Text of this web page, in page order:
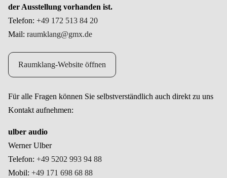
der Ausstellung vorhanden ist.
Telefon: +49 172 513 84 20
Mail: raumklang@gmx.de
Raumklang-Website öffnen
Für alle Fragen können Sie selbstverständlich auch direkt zu uns
Kontakt aufnehmen:
ulber audio
Werner Ulber
Telefon: +49 5202 993 94 88
Mobil: +49 171 698 68 88